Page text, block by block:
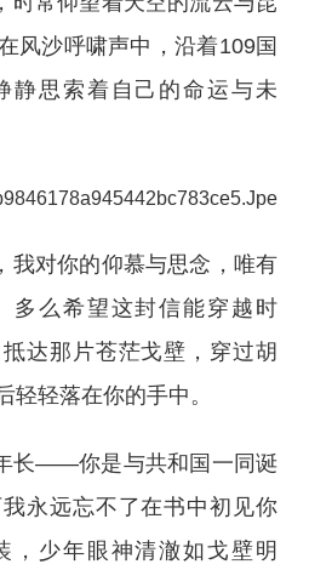
风沙呼啸声中，沿着109国
静思索着自己的命运与未
我对你的仰慕与思念，唯有
多么希望这封信能穿越时
达那片苍茫戈壁，穿过胡
轻轻落在你的手中。
长——你是与共和国一同诞
永远忘不了在书中初见你
，少年眼神清澈如戈壁明